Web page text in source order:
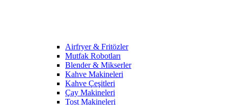
Airfryer & Fritözler
Mutfak Robotları
Blender & Mikserler
Kahve Makineleri
Kahve Çeşitleri
Çay Makineleri
Tost Makineleri